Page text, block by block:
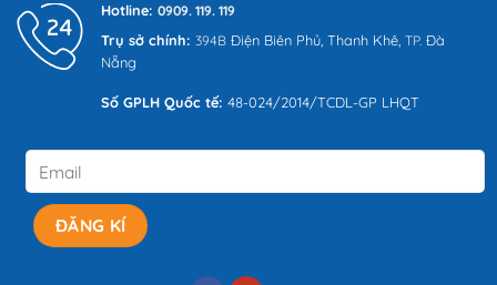
Hotline: 0909. 119. 119
Trụ sở chính: 394B Điện Biên Phủ, Thanh Khê, TP. Đà
Nẵng
Số GPLH Quốc tế: 48-024/2014/TCDL-GP LHQT